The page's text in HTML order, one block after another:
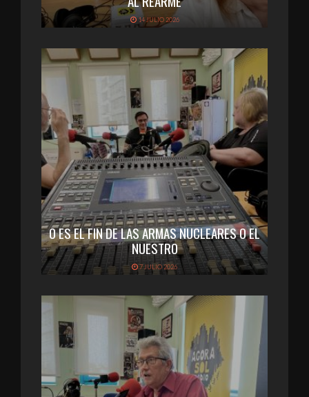
14 JULIO 2026
O ES EL FIN DE LAS ARMAS NUCLEARES O EL
NUESTRO
7 JULIO 2026